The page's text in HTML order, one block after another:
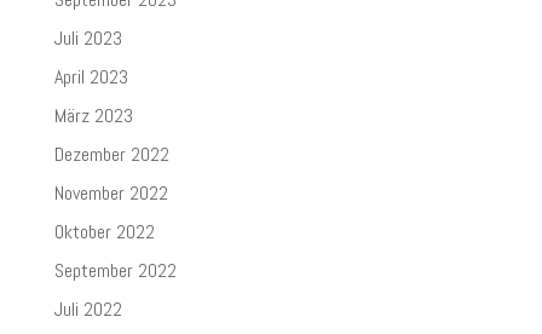
Juli 2023
April 2023
März 2023
Dezember 2022
November 2022
Oktober 2022
September 2022
Juli 2022